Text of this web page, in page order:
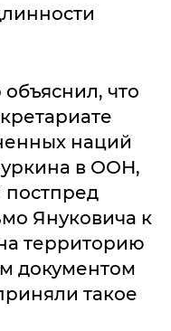
что
наций
в ООН,
постпред
Януковича к
территорию
документом
такое